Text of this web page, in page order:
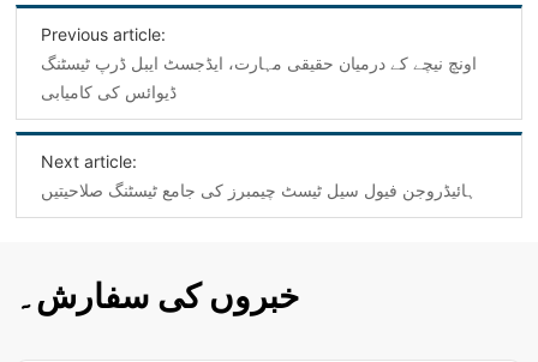
Previous article:
اونچ نیچے کے درمیان حقیقی مہارت، ایڈجسٹ ایبل ڈرپ ٹیسٹنگ
ڈیوائس کی کامیابی
Next article:
ہائیڈروجن فیول سیل ٹیسٹ چیمبرز کی جامع ٹیسٹنگ صلاحیتیں
خبروں کی سفارش۔